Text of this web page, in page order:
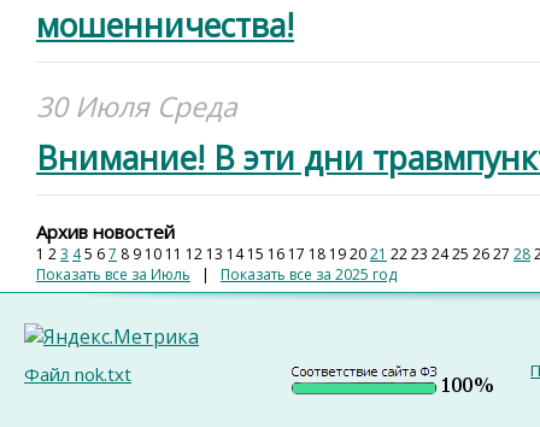
мошенничества!
30 Июля Среда
Внимание! В эти дни
Архив новостей
1 23 45 67 8 9 10 11 12 13 14 15 16 17 18 192021 2223 2425 2627 28
Показать все за Июль | Показать все за 2025 год
Файл nok.txt